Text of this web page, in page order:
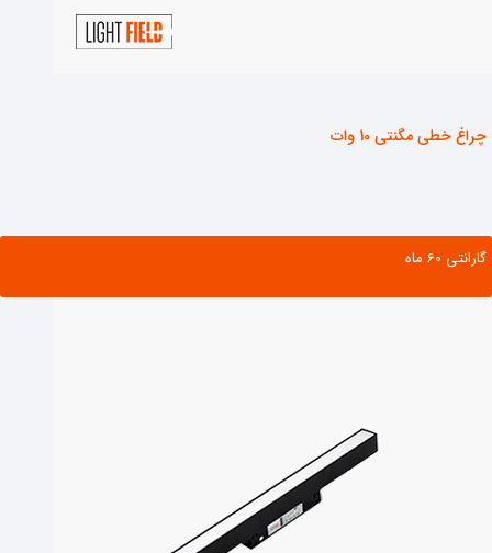
چراغ خطی مگنتی 10 وات
گارانتی ‌60 ماه